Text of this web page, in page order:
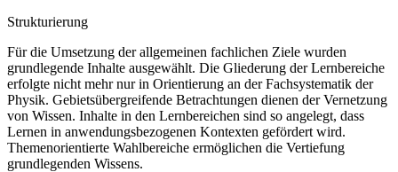
Strukturierung
Für die Umsetzung der allgemeinen fachlichen Ziele wurden
grundlegende Inhalte ausgewählt. Die Gliederung der Lernbereiche
erfolgte nicht mehr nur in Orientierung an der Fachsystematik der
Physik. Gebietsübergreifende Betrachtungen dienen der Vernetzung
von Wissen. Inhalte in den Lernbereichen sind so angelegt, dass
Lernen in anwendungsbezogenen Kontexten gefördert wird.
Themenorientierte Wahlbereiche ermöglichen die Vertiefung
grundlegenden Wissens.